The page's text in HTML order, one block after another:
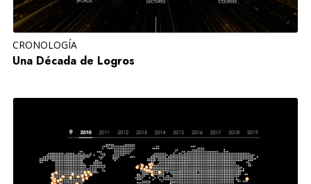
CRONOLOGÍA
Una Década de Logros